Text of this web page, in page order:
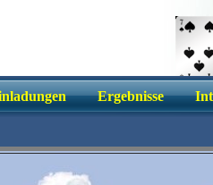
Ergebnisse